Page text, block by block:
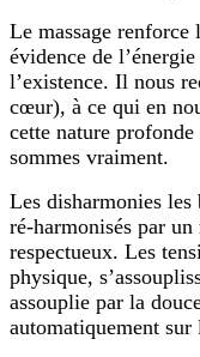
Le massage renforce
évidence de
l’existence. Il nous
cœur), à ce qui en
cette nature
sommes vraiment.
Les disharmonies les
ré-harmonisés par
respectueux. Les
physique,
assouplie par la
automatiquement sur